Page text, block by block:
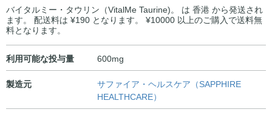
バイタルミー・タウリン（VitalMe Taurine)。 は 香港 から発送され
ます。 配送料は ¥190 となります。 ¥10000 以上のご購入で送料無
料となります。
利用可能な投与量 600mg
製造元
サファイア・ヘルスケア（SAPPHIRE
HEALTHCARE）